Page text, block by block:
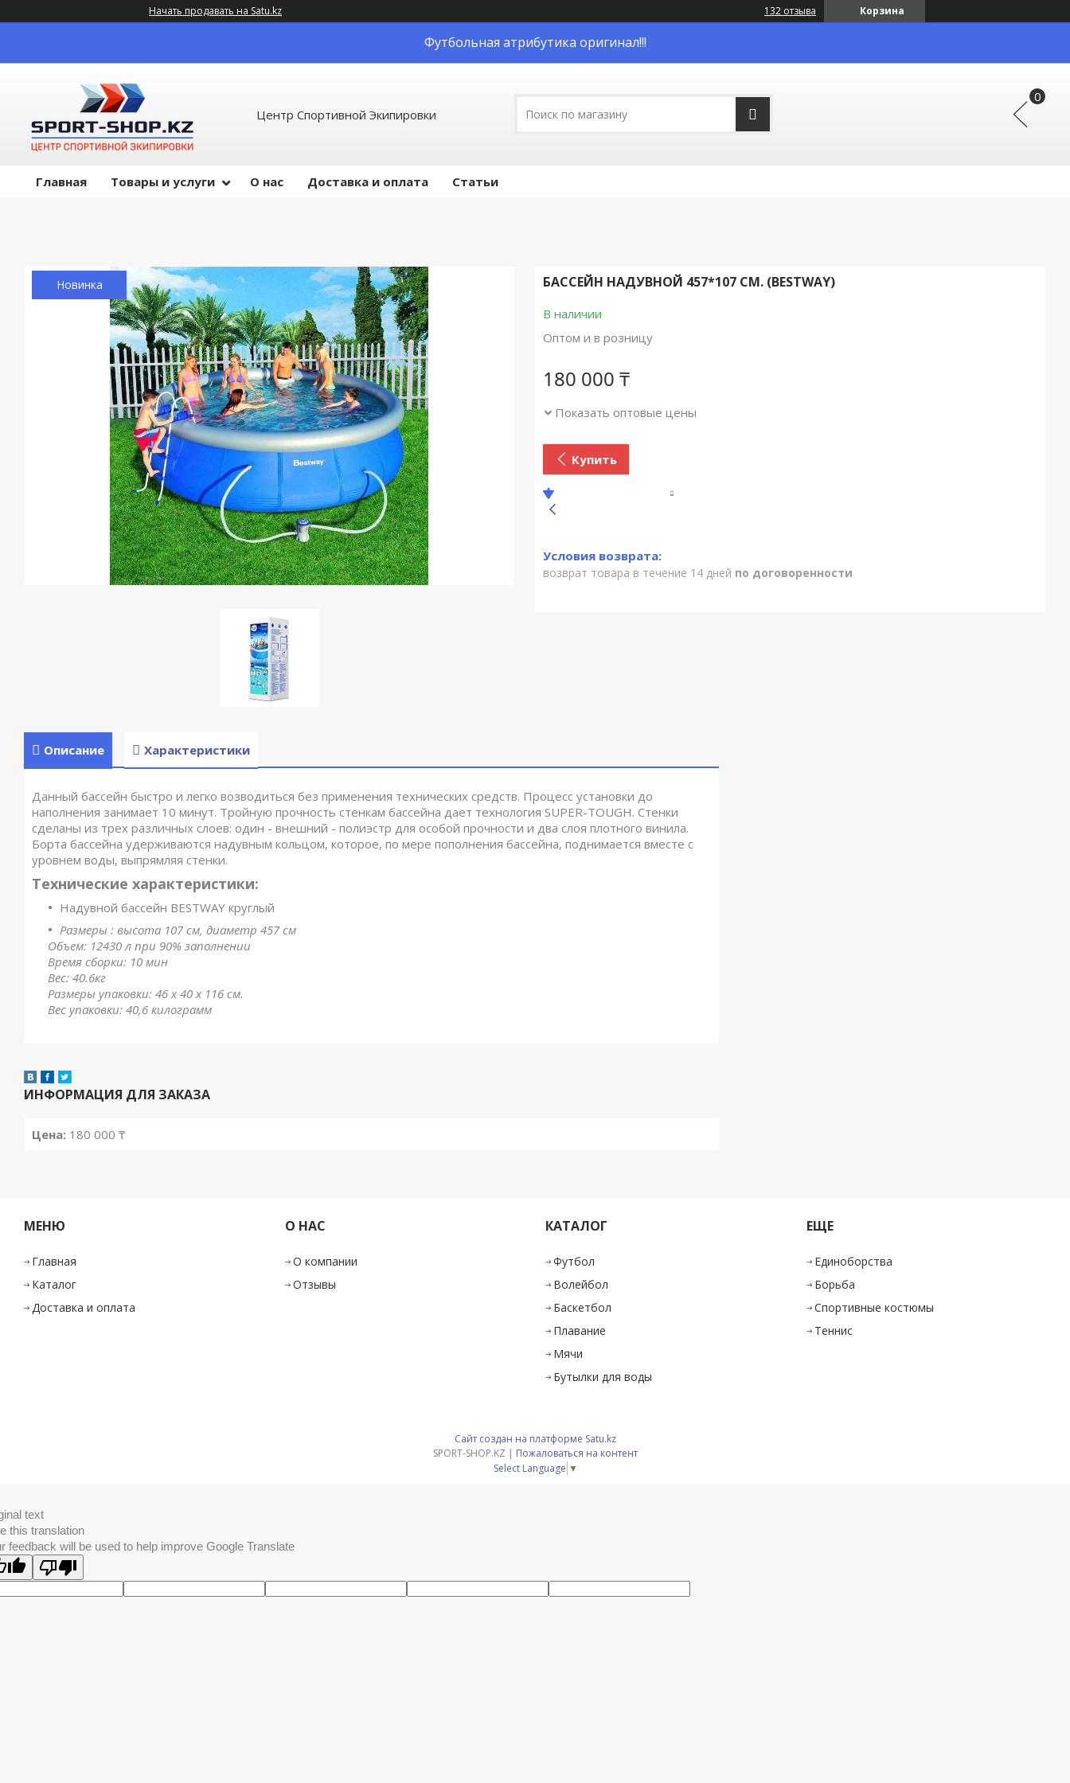
Начать продавать на Satu.kz Корзина
132 отзыва
Футбольная атрибутика оригинал!!!
Центр Спортивной Экипировки
Главная Товары и услуги О нас Доставка и оплата Статьи
Новинка БАССЕЙН НАДУВНОЙ 457*107 СМ. (BESTWAY)
В наличии
Оптом и в розницу
180 000 ₸
Показать оптовые цены
Купить
возврат товара в течение 14 дней по договоренности
Описание Характеристики
Данный бассейн быстро и легко возводиться без применения технических средств. Процесс установки до
наполнения занимает 10 минут. Тройную прочность стенкам бассейна дает технология SUPER-TOUGH. Стенки
сделаны из трех различных слоев: один - внешний - полиэстр для особой прочности и два слоя плотного винила.
Борта бассейна удерживаются надувным кольцом, которое, по мере пополнения бассейна, поднимается вместе с
уровнем воды, выпрямляя стенки.
Технические характеристики:
Надувной бассейн BESTWAY круглый
Размеры : высота 107 см, диаметр 457 см
Объем: 12430 л при 90% заполнении
Время сборки: 10 мин
Вес: 40.6кг
Размеры упаковки: 46 х 40 х 116 см.
Вес упаковки: 40,6 килограмм
ИНФОРМАЦИЯ ДЛЯ ЗАКАЗА
Цена: 180 000 ₸
МЕНЮ
Главная
Каталог
Доставка и оплата
О НАС
О компании
Отзывы
КАТАЛОГ
Футбол
Волейбол
Баскетбол
Плавание
Мячи
Бутылки для воды
ЕЩЕ
Единоборства
Борьба
Спортивные костюмы
Теннис
Сайт создан на платформе Satu.kz
SPORT-SHOP.KZ | Пожаловаться на контент
Select Language ▼
text
this translation
feedback will be used to help improve Google Translate